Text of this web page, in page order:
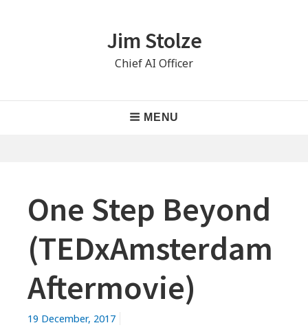
Jim Stolze
Chief AI Officer
MENU
One Step Beyond
(TEDxAmsterdam
Aftermovie)
19 December, 2017